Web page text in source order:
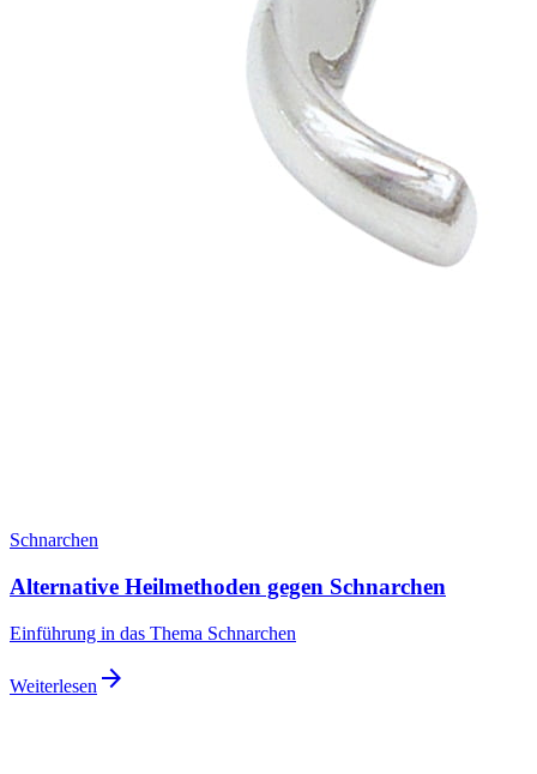
Schnarchen
Alternative Heilmethoden gegen Schnarchen
Einführung in das Thema Schnarchen
Weiterlesen arrow_forward